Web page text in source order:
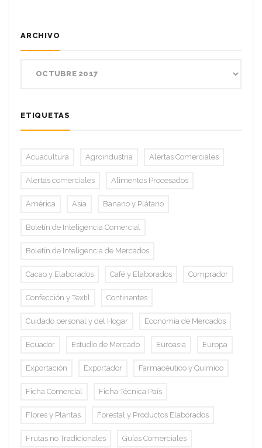
ARCHIVO
ETIQUETAS
Acuacultura Agroindustria Alertas Comerciales
Alertas comerciales Alimentos Procesados
América Asia Banano y Plátano
Boletín de Inteligencia Comercial
Boletín de Inteligencia de Mercados
Cacao y Elaborados Café y Elaborados Comprador
Confección y Textil Continentes
Cuidado personal y del Hogar Economía de Mercados
Ecuador Estudio de Mercado Euroasia Europa
Exportación Exportador Farmacéutico y Químico
Ficha Comercial Ficha Técnica País
Flores y Plantas Forestal y Productos Elaborados
Frutas no Tradicionales Guías Comerciales